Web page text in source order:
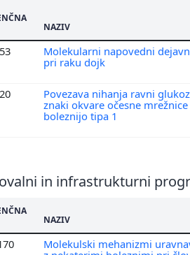
NAZIV
Molekularni napovedni
pri raku dojk
Povezava nihanja ravni
znaki okvare očesne
boleznijo tipa 1
in infrastrukturni
NAZIV
Molekulski mehanizmi